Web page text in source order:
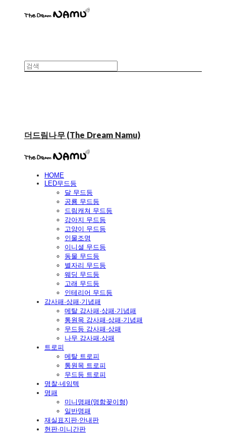
더드림나무 (The Dream Namu)
HOME
LED무드등
달 무드등
공룡 무드등
드림캐쳐 무드등
강아지 무드등
고양이 무드등
인물조명
이니셜 무드등
동물 무드등
별자리 무드등
웨딩 무드등
고래 무드등
인테리어 무드등
감사패·상패·기념패
메탈 감사패·상패·기념패
통원목 감사패·상패·기념패
무드등 감사패·상패
나무 감사패·상패
트로피
메탈 트로피
통원목 트로피
무드등 트로피
명찰·네임텍
명패
미니명패(명함꽂이형)
일반명패
재실표지판·안내판
현판·미니간판